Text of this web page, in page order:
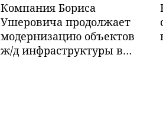
Компания Бориса
Ушеровича продолжает
модернизацию объектов
ж/д инфраструктуры в